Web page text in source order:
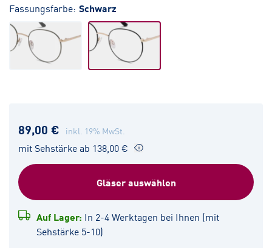
Fassungsfarbe: Schwarz
89,00 € inkl. 19% MwSt.
mit Sehstärke ab 138,00 €
Gläser auswählen
Auf Lager: In 2-4 Werktagen bei Ihnen (mit
Sehstärke 5-10)